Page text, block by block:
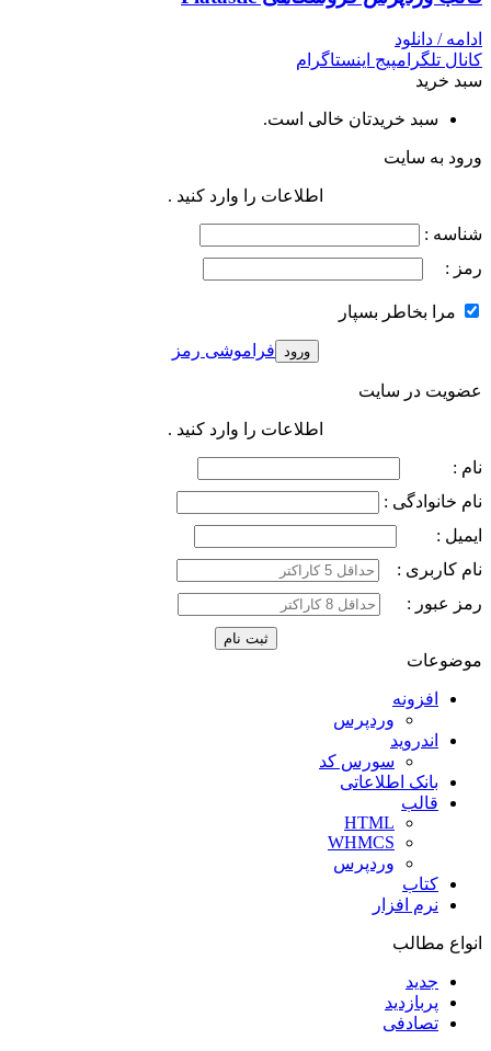
ادامه / دانلود
کانال تلگرامپیج اینستاگرام
سبد خرید
سبد خریدتان خالی است.
ورود به سایت
اطلاعات را وارد کنید .
شناسه :
رمز :
مرا بخاطر بسپار
فراموشی رمز
عضویت در سایت
اطلاعات را وارد کنید .
نام :
نام خانوادگی :
ایمیل :
نام کاربری :
رمز عبور :
موضوعات
افزونه
وردپرس
اندروید
سورس کد
بانک اطلاعاتی
قالب
HTML
WHMCS
وردپرس
کتاب
نرم افزار
انواع مطالب
جدید
پربازدید
تصادفی